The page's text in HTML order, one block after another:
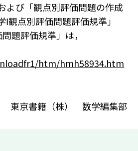
よび「観点別評価問題の作成
観点別評価問題評価規準」
題評価規準」は，
htm/hmh58934.htm
東京書籍（株） 数学編集部